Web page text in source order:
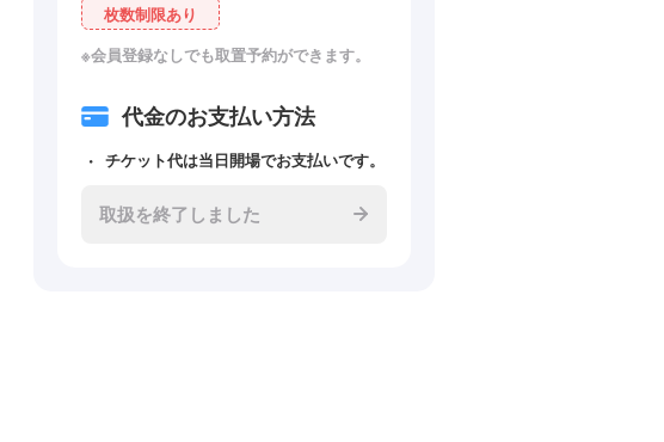
枚数制限あり
※会員登録なしでも取置予約ができます。
代金のお支払い方法
チケット代は当日開場でお支払いです。
取扱を終了しました